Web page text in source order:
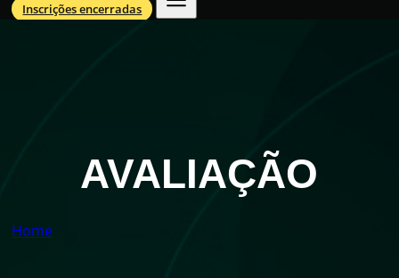
Inscrições encerradas
AVALIAÇÃO
Home